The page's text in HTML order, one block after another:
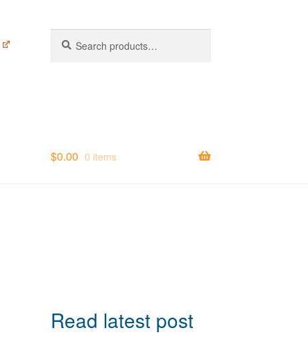
for:
$0.00 0 items
Read latest post